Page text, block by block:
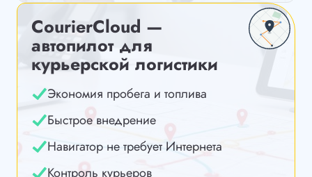
CourierCloud —
автопилот для
курьерской логистики
Экономия пробега и топлива
Быстрое внедрение
Навигатор не требует Интернета
Контроль курьеров